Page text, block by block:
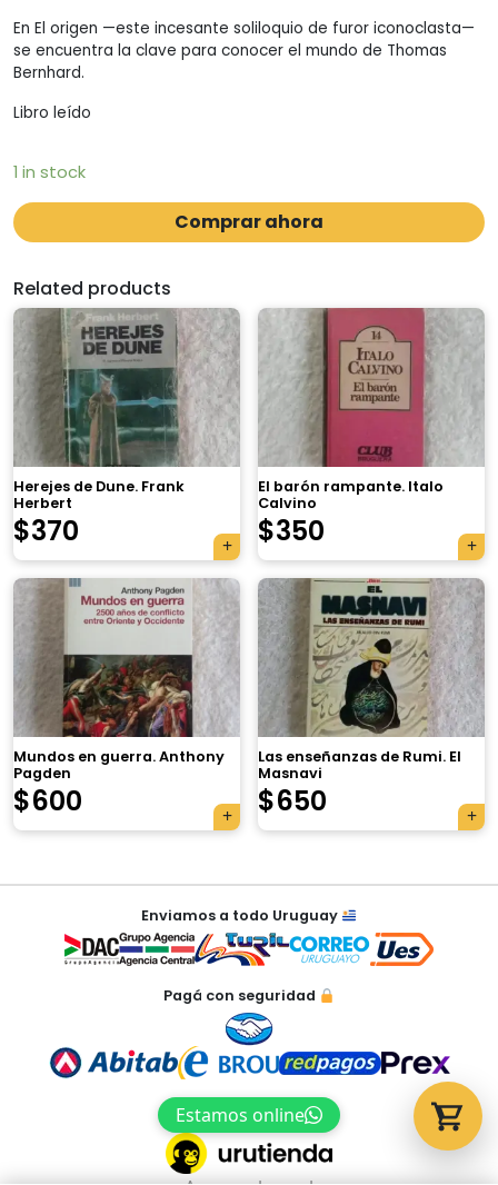
En El origen —este incesante soliloquio de furor iconoclasta—
se encuentra la clave para conocer el mundo de Thomas
Bernhard.
Libro leído
1 in stock
Comprar ahora
Related products
Herejes de Dune. Frank
Herbert
$370
El barón rampante. Italo
Calvino
$350
Mundos en guerra. Anthony
Pagden
$600
Las enseñanzas de Rumi. El
Masnavi
$650
Navegación
entradas
Enviamos a todo Uruguay
Pagá con seguridad
Estamos online
×
Tu carrito está vacío.
Agregá un producto y aparecerá acá
automáticamente.